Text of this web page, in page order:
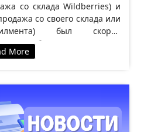
со склада Wildberries) и
со своего склада или
был скорее
удобства. В 2026 году
More